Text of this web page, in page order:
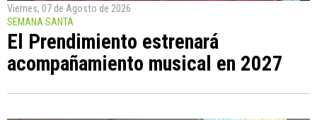
Viernes, 07 de Agosto de 2026
SEMANA SANTA
El Prendimiento estrenará
acompañamiento musical en 2027